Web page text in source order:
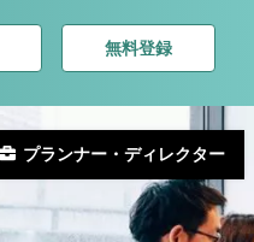
無料登録
プランナー・ディレクター